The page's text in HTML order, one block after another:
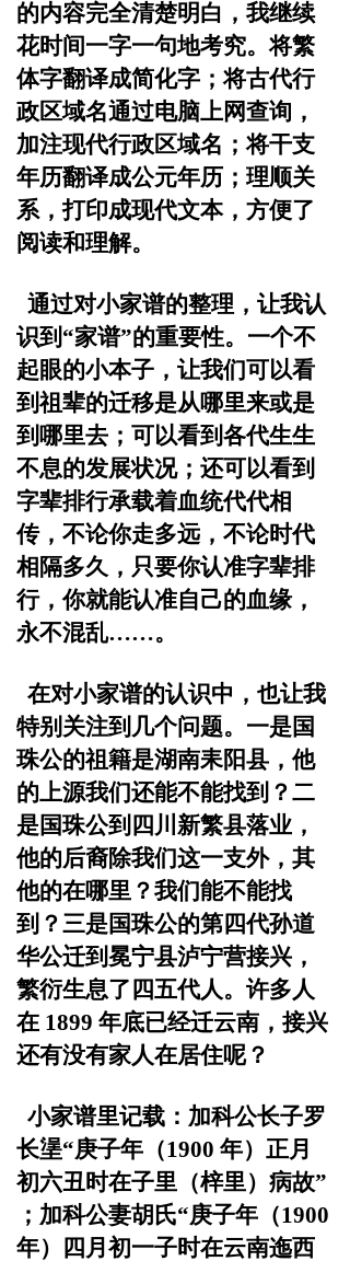
的内容完全清楚明白，我继续
花时间一字一句地考究。将繁
体字翻译成简化字；将古代行
政区域名通过电脑上网查询，
加注现代行政区域名；将干支
年历翻译成公元年历；理顺关
系，打印成现代文本，方便了
阅读和理解。
通过对小家谱的整理，让我认
识到 “家谱”的重要性。 一个不
起眼的小本子，让我们可以看
到祖辈的迁移是从哪里来或是
到哪里去；可以看到各代生生
不息的发展状况；还可以看到
字辈排行承载着血统代代相
传，不论你走多远，不论时代
相隔多久，只要你认准字辈排
行，你就能认准自己的血缘，
永不混乱……。
在对小家谱的认识中，也让我
特别关注到几个问题。一是国
珠公的祖籍是湖南耒阳县，他
的上源我们还能不能找到？二
是国珠公到四川新繁县落业，
他的后裔除我们这一支外，其
他的在哪里？我们能不能找
到？三是国珠公的第四代孙道
华公迁到冕宁县泸宁营接兴，
繁衍生息了四五代人。许多人
在 1899 年底已经迁云南，接兴
还有没有家人在居住呢？
小家谱里记载：加科公长子罗
长塣“庚子年（1900 年） 正月
初六丑时在子里（梓里）病故”
；加科公妻胡氏“庚子年（1900
年）四月初一子时在云南迤西